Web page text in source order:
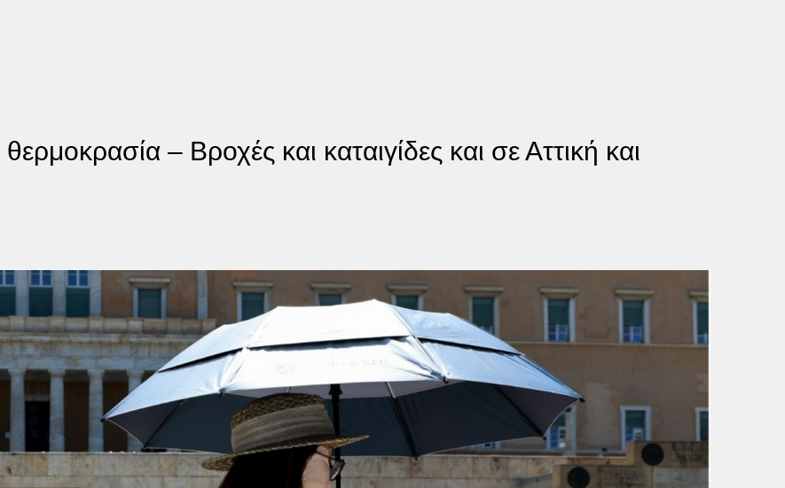
– Βροχές και καταιγίδες και σε Αττική και